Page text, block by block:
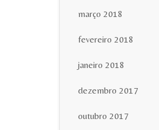
março 2018
fevereiro 2018
janeiro 2018
dezembro 2017
outubro 2017